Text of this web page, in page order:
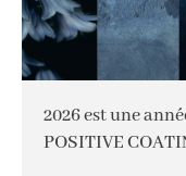
2026 est une
POSITIVE